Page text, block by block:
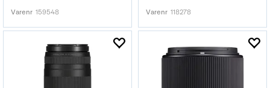
Varenr 159548 Varenr 118278